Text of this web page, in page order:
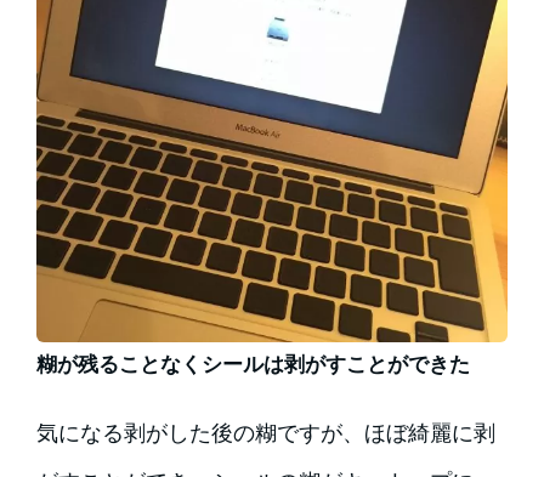
糊が残ることなくシールは剥がすことができた
気になる剥がした後の糊ですが、ほぼ綺麗に剥